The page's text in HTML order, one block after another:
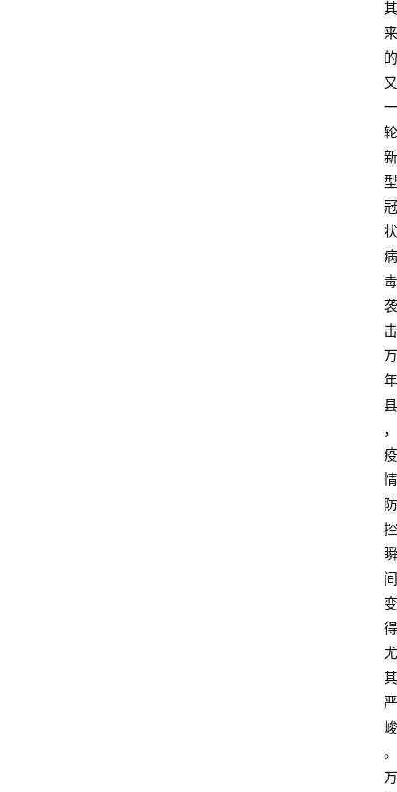
其
来
的
又
一
轮
新
型
冠
状
病
毒
袭
击
万
年
县
，
疫
情
防
控
瞬
间
变
得
尤
其
严
峻
。
万